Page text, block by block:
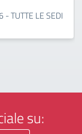
- TUTTE LE SEDI
su: